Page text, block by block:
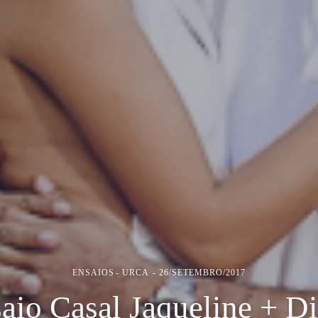
ENSAIOS URCA 26/SETEMBRO/2017
Casal Jaqueline +